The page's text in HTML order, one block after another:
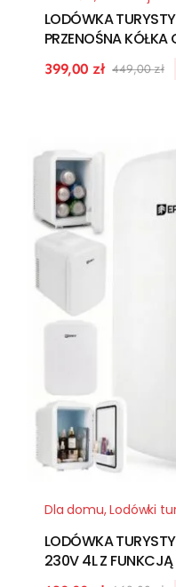
LODÓWKA
PRZENOŚNA
449,00zł
399,00 zł
Dla domu,Lodówki
LODÓWKA
230V 4L Z FUNKCJĄ